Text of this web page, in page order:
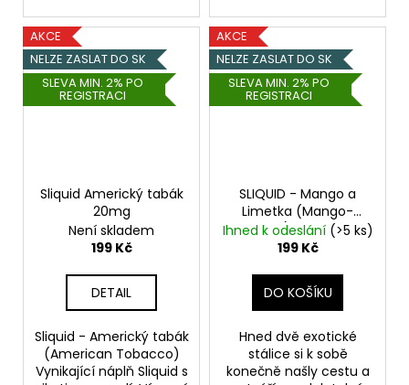
AKCE
NELZE ZASLAT DO SK
SLEVA MIN. 2% PO
REGISTRACI
Sliquid Americký tabák
20mg
Není skladem
199 Kč
DETAIL
Sliquid - Americký tabák
(American Tobacco)
Vynikající náplň Sliquid s
AKCE
NELZE ZASLAT DO SK
SLEVA MIN. 2% PO
REGISTRACI
SLIQUID - Mango a
Limetka (Mango-
Lime) - 20mg
Ihned k odeslání (>5 ks)
199 Kč
DO KOŠÍKU
Hned dvě exotické
stálice si k sobě
konečně našly cestu a